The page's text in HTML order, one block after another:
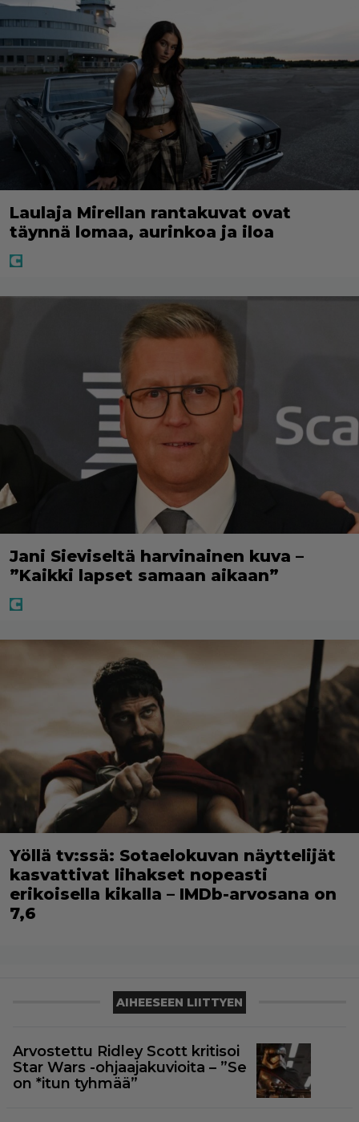
Laulaja Mirellan rantakuvat ovat
täynnä lomaa, aurinkoa ja iloa
Jani Sieviseltä harvinainen kuva –
”Kaikki lapset samaan aikaan”
Yöllä tv:ssä: Sotaelokuvan näyttelijät
kasvattivat lihakset nopeasti
erikoisella kikalla – IMDb-arvosana on
7,6
AIHEESEEN LIITTYEN
Arvostettu Ridley Scott kritisoi
Star Wars -ohjaajakuvioita – ”Se
on *itun tyhmää”